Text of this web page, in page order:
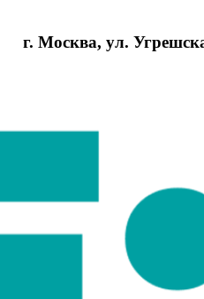
г. Москва, ул.